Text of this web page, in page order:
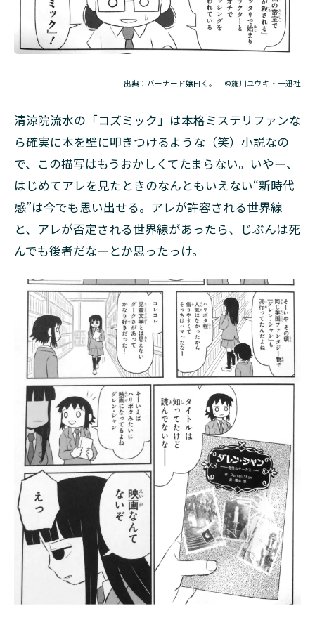
出典：バーナード嬢曰く。 ©施川ユウキ・一迅社
清涼院流水の「コズミック」は本格ミステリファンな
ら確実に本を壁に叩きつけるような（笑）小説なの
で、この描写はもうおかしくてたまらない。いやー、
はじめてアレを見たときのなんともいえない“新時代
感”は今でも思い出せる。アレが許容される世界線
と、アレが否定される世界線があったら、じぶんは死
んでも後者だなーとか思ったっけ。